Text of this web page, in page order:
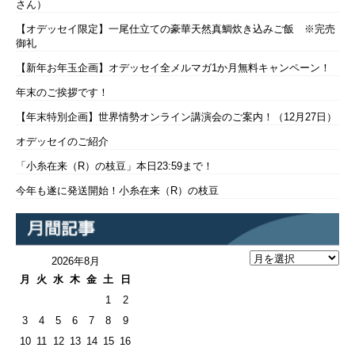
さん）
【オデッセイ限定】一尾仕立ての豪華天然真鯛炊き込みご飯 ※完売
御礼
【新年お年玉企画】オデッセイ全メルマガ1か月無料キャンペーン！
年末のご挨拶です！
【年末特別企画】世界情勢オンライン講演会のご案内！（12月27日）
オデッセイのご紹介
「小糸在来（R）の枝豆」本日23:59まで！
今年も遂に発送開始！小糸在来（R）の枝豆
2026年8月
月
火 水 木 金 土
日
1
2
3
4 5 6 7 8
9
10 11 12 13 14 15 16